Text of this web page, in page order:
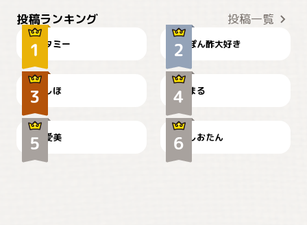
投稿ランキング 投稿一覧
タミー ぽん酢大好き
お弁当になりたいにゃ😽
しほ
🤦‍♀️
まる
かわいい毛玉つき
爱美
暑い日が続くにゃ
しおたん